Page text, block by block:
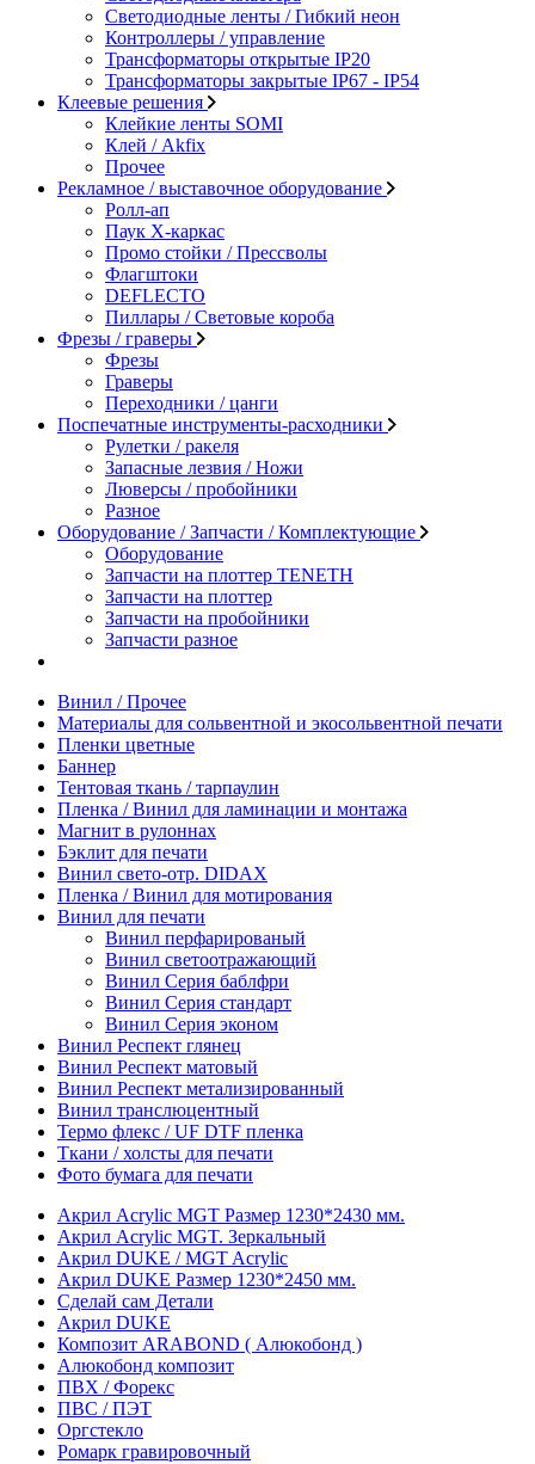
Светодиодные ленты / Гибкий неон
Контроллеры / управление
Трансформаторы открытые IP20
Трансформаторы закрытые IP67 - IP54
Клеевые решения
Клейкие ленты SOMI
Клей / Akfix
Прочее
Рекламное / выставочное оборудование
Ролл-ап
Паук X-каркас
Промо стойки / Прессволы
Флагштоки
DEFLECTO
Пиллары / Световые короба
Фрезы / граверы
Фрезы
Граверы
Переходники / цанги
Поспечатные инструменты-расходники
Рулетки / ракеля
Запасные лезвия / Ножи
Люверсы / пробойники
Разное
Оборудование / Запчасти / Комплектующие
Оборудование
Запчасти на плоттер TENETH
Запчасти на плоттер
Запчасти на пробойники
Запчасти разное
Винил / Прочее
Материалы для сольвентной и экосольвентной печати
Пленки цветные
Баннер
Тентовая ткань / тарпаулин
Пленка / Винил для ламинации и монтажа
Магнит в рулоннах
Бэклит для печати
Винил свето-отр. DIDAX
Пленка / Винил для мотирования
Винил для печати
Винил перфарированый
Винил светоотражающий
Винил Серия баблфри
Винил Серия стандарт
Винил Серия эконом
Винил Респект глянец
Винил Респект матовый
Винил Респект метализированный
Винил транслюцентный
Термо флекс / UF DTF пленка
Ткани / холсты для печати
Фото бумага для печати
Акрил Acrylic MGT Размер 1230*2430 мм.
Акрил Acrylic MGT. Зеркальный
Акрил DUKE / MGT Acrylic
Акрил DUKE Размер 1230*2450 мм.
Сделай сам Детали
Акрил DUKE
Композит ARABOND ( Алюкобонд )
Алюкобонд композит
ПВХ / Форекс
ПВС / ПЭТ
Оргстекло
Ромарк гравировочный